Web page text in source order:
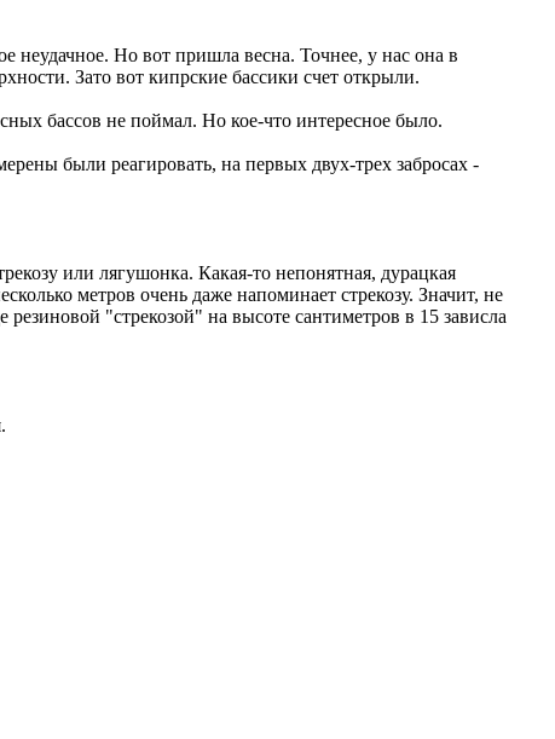
неудачное. Но вот пришла весна. Точнее, у нас она в
Зато вот кипрские бассики счет открыли.
бассов не поймал. Но кое-что интересное было.
были реагировать, на первых двух-трех забросах -
или лягушонка. Какая-то непонятная, дурацкая
метров очень даже напоминает стрекозу. Значит, не
"стрекозой" на высоте сантиметров в 15 зависла